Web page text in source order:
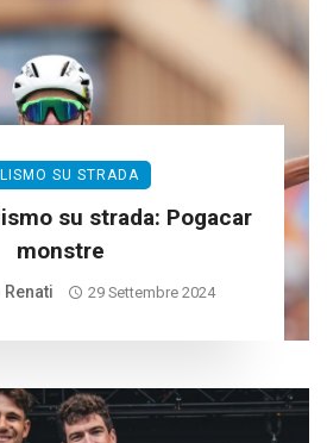
SU STRADA
su strada: Pogacar
monstre
29 Settembre 2024